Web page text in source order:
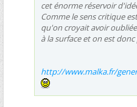
cet énorme réservoir
Comme le sens critique
qu'on croyait avoir
à la surface et on est
http://www.malka.fr/